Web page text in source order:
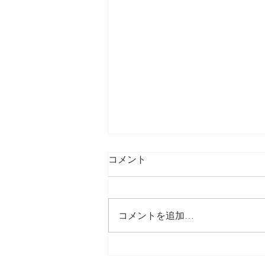
コメント
コメントを追加…